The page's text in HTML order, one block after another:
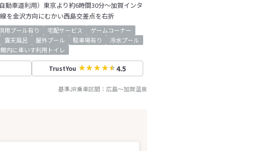
動車道利用）東京より約6時間30分～加賀インタ
を金沢方向にむかい西島交差点を右折
用プール有り 宅配サービス
ゲームコーナー
露天風呂 屋外プール 駐車場有り
冷水プール
館内に車いす利用トイレ
TrustYou 4.5
基準JR乗車区間： 広島～加賀温泉